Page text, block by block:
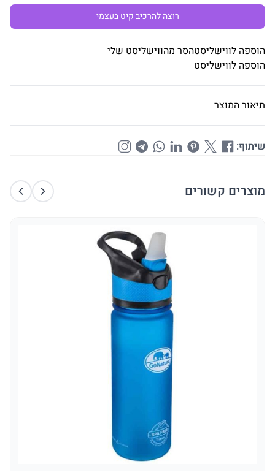
רוצה להרכיב קיט בעצמי
הוספה לווישליסטהסר מהווישליסט שלי
הוספה לווישליסט
תיאור המוצר
שיתוף:
מוצרים קשורים